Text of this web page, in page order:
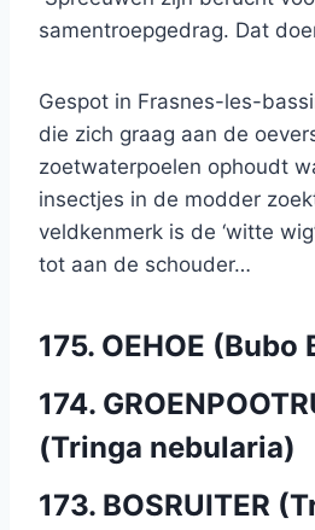
samentroepgedrag. Dat
Gespot in Frasnes-les-
die zich graag aan de
zoetwaterpoelen ophoudt
insectjes in de modder
veldkenmerk is de ‘witte
tot aan de schouder…
175. OEHOE (Bubo
174.
(Tringa nebularia)
173. BOSRUITER